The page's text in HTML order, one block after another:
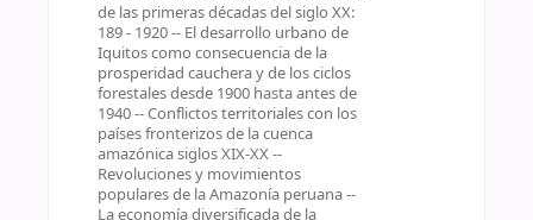
de las primeras décadas del siglo XX:
189 - 1920 -- El desarrollo urbano de
Iquitos como consecuencia de la
prosperidad cauchera y de los ciclos
forestales desde 1900 hasta antes de
1940 -- Conflictos territoriales con los
países fronterizos de la cuenca
amazónica siglos XIX-XX --
Revoluciones y movimientos
populares de la Amazonía peruana --
La economía diversificada de la